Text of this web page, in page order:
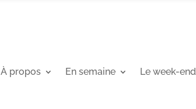
À propos En semaine Le week-end